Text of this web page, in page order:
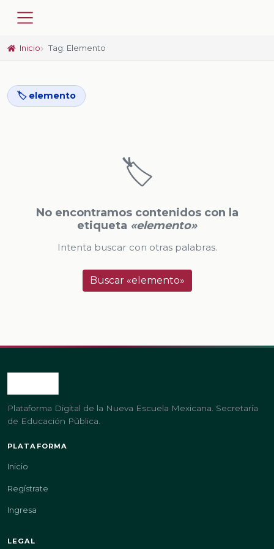
Inicio Tag: Elemento
🏷️ elemento
🏷️
No encontramos contenidos con la
etiqueta «elemento»
Intenta buscar con otras palabras.
Buscar «elemento»
Plataforma Digital de la Nueva Escuela Mexicana. Secretaría
de Educación Pública.
PLATAFORMA
Inicio
Regístrate
Ingresa
LEGAL